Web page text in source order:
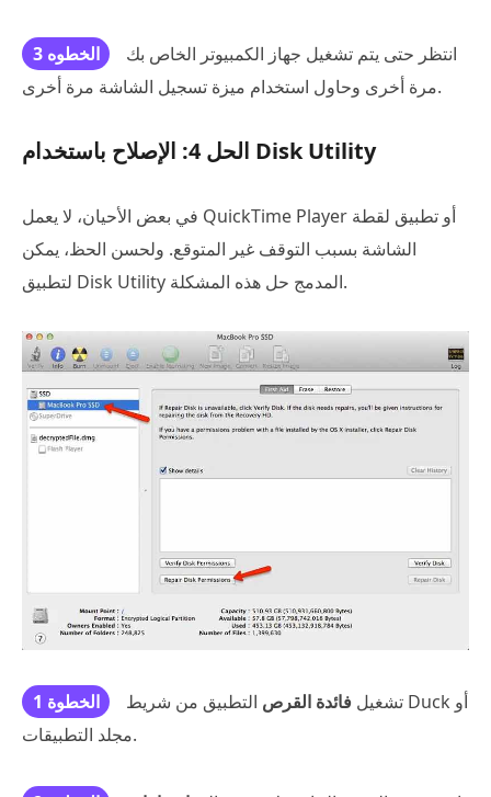
الخطوه 3
انتظر حتى يتم تشغيل جهاز الكمبيوتر الخاص بك
مرة أخرى وحاول استخدام ميزة تسجيل الشاشة مرة أخرى.
الحل 4: الإصلاح باستخدام Disk Utility
في بعض الأحيان، لا يعمل QuickTime Player أو تطبيق لقطة
الشاشة بسبب التوقف غير المتوقع. ولحسن الحظ، يمكن
لتطبيق Disk Utility المدمج حل هذه المشكلة.
الخطوة 1 تشغيل فائدة القرص التطبيق من شريط Duck أو
مجلد التطبيقات.